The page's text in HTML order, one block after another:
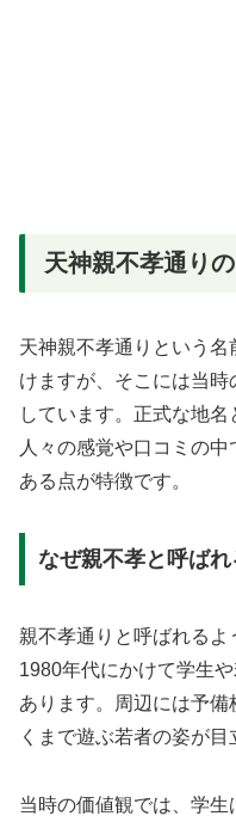
天神親不孝通り
天神親不孝通りという
けますが、そこには当
しています。正式な地名
人々の感覚や口コミの
ある点が特徴です。
なぜ親不孝と呼ば
親不孝通りと呼ばれる
1980年代にかけて学生
あります。周辺には予
くまで遊ぶ若者の姿が目
当時の価値観では、学生